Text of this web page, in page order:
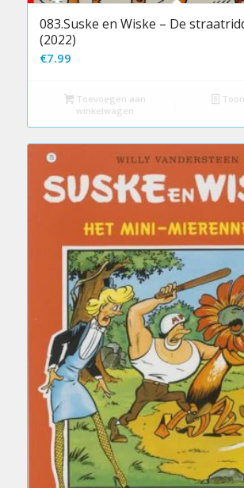
083.Suske en Wiske – De
(2022)
€7.99
Toevoegen aan
winkelwagen